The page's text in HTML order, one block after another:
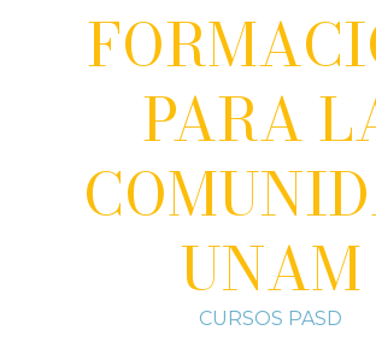
PARA
UNAM
CURSOS PASD